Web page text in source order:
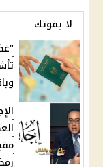
لا يفوتك